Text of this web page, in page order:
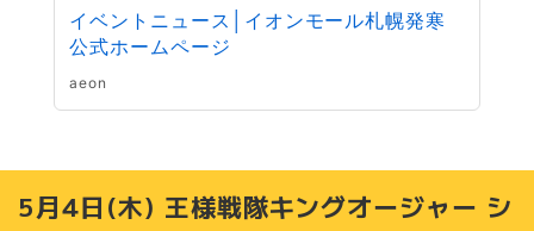
イベントニュース│イオンモール札幌発寒
公式ホームページ
aeon
5月4日(木) 王様戦隊キングオージャー シ